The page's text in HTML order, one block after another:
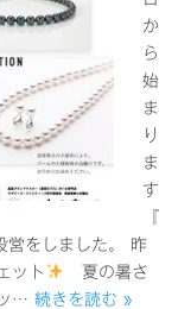
か
ら
始
ま
り
ま
す
をしました。 昨
ット
夏の暑さ
… 続きを読む »